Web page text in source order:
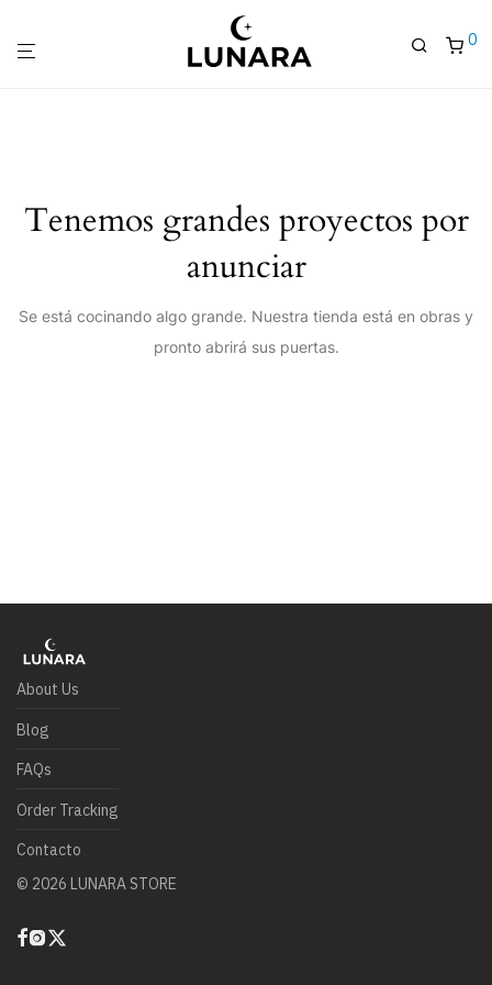
0
Tenemos grandes proyectos por
anunciar
Se está cocinando algo grande. Nuestra tienda está en obras y
pronto abrirá sus puertas.
About Us
Blog
FAQs
Order Tracking
Contacto
© 2026 LUNARA STORE